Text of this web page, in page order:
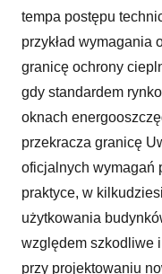
tempa postępu
przykład wymagania
granicę ochrony
gdy standardem
oknach
przekracza granicę
oficjalnych wymagań
praktyce, w
użytkowania
względem szkodliwe
przy projektowaniu